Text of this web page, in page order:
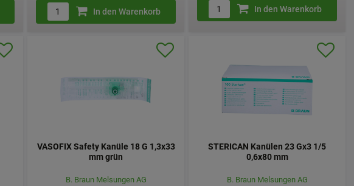
In den Warenkorb In den Warenkorb
VASOFIX Safety Kanüle 18 G 1,3x33
mm grün
B. Braun Melsungen AG
STERICAN Kanülen 23 Gx3 1/5
0,6x80 mm
B. Braun Melsungen AG